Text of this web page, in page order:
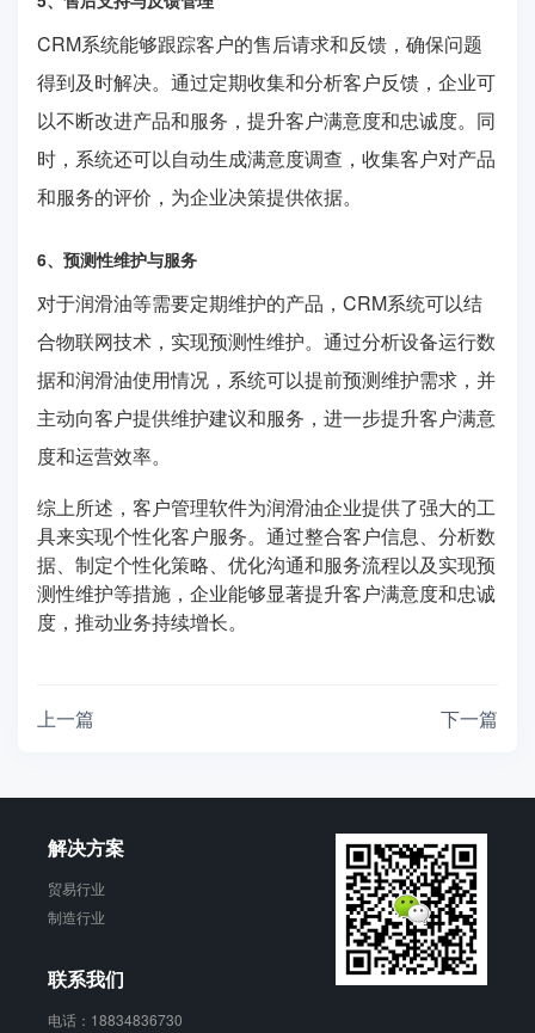
CRM系统能够跟踪客户的售后请求和反馈，确保问题
得到及时解决。通过定期收集和分析客户反馈，企业可
以不断改进产品和服务，提升客户满意度和忠诚度。同
时，系统还可以自动生成满意度调查，收集客户对产品
和服务的评价，为企业决策提供依据。
6、预测性维护与服务
对于润滑油等需要定期维护的产品，CRM系统可以结
合物联网技术，实现预测性维护。通过分析设备运行数
据和润滑油使用情况，系统可以提前预测维护需求，并
主动向客户提供维护建议和服务，进一步提升客户满意
度和运营效率。
综上所述，客户管理软件为润滑油企业提供了强大的工
具来实现个性化客户服务。通过整合客户信息、分析数
据、制定个性化策略、优化沟通和服务流程以及实现预
测性维护等措施，企业能够显著提升客户满意度和忠诚
度，推动业务持续增长。
上一篇 下一篇
解决方案
贸易行业
制造行业
联系我们
电话：18834836730